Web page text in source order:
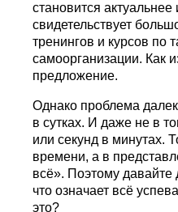
становится
свидетельствует
тренингов и курсов по
самоорганизации. Как
предложение.
Однако проблема
в сутках. И даже не в
или секунд в минутах.
времени, а в
всё». Поэтому
что означает всё
это?